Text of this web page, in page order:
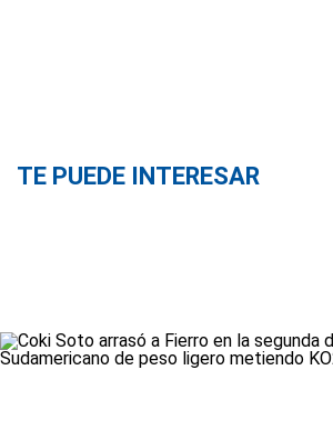
TE PUEDE INTERESAR